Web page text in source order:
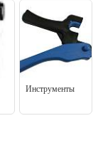
Инструменты